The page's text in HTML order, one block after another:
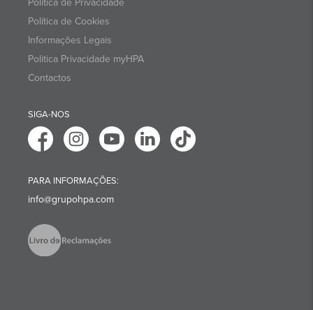
Política de Privacidade
Política de Cookies
Informações Legais
Politica Privacidade myHPA
Contactos
SIGA-NOS
PARA INFORMAÇÕES:
info@grupohpa.com